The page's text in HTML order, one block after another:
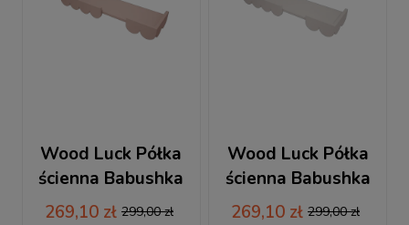
Wood Luck Półka
ścienna Babushka
różowa
269,10 zł 299,00 zł
Wood Luck Półka
ścienna Babushka
biała
269,10 zł 299,00 zł